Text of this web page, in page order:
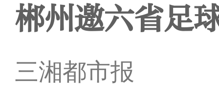
郴州邀六省足
三湘都市报